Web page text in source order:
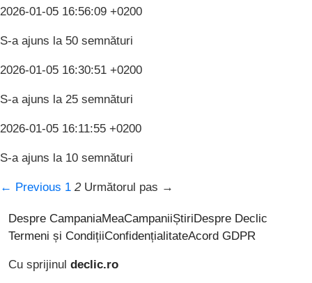
2026-01-05 16:56:09 +0200
S-a ajuns la 50 semnături
2026-01-05 16:30:51 +0200
S-a ajuns la 25 semnături
2026-01-05 16:11:55 +0200
S-a ajuns la 10 semnături
← Previous 1 2 Următorul pas →
Despre CampaniaMeaCampaniiȘtiriDespre Declic
Termeni și CondițiiConfidențialitateAcord GDPR
Cu sprijinul declic.ro